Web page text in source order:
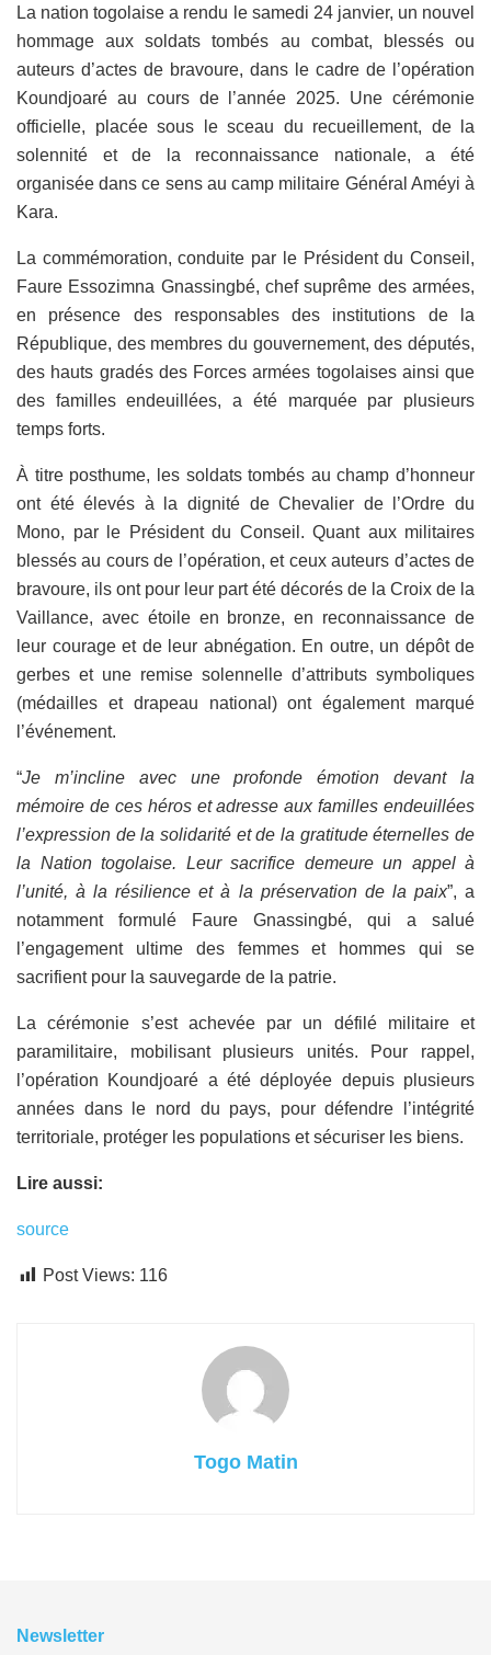
La nation togolaise a rendu le samedi 24 janvier, un nouvel
hommage aux soldats tombés au combat, blessés ou
auteurs d’actes de bravoure, dans le cadre de l’opération
Koundjoaré au cours de l’année 2025. Une cérémonie
officielle, placée sous le sceau du recueillement, de la
solennité et de la reconnaissance nationale, a été
organisée dans ce sens au camp militaire Général Améyi à
Kara.
La commémoration, conduite par le Président du Conseil,
Faure Essozimna Gnassingbé, chef suprême des armées,
en présence des responsables des institutions de la
République, des membres du gouvernement, des députés,
des hauts gradés des Forces armées togolaises ainsi que
des familles endeuillées, a été marquée par plusieurs
temps forts.
À titre posthume, les soldats tombés au champ d’honneur
ont été élevés à la dignité de Chevalier de l’Ordre du
Mono, par le Président du Conseil. Quant aux militaires
blessés au cours de l’opération, et ceux auteurs d’actes de
bravoure, ils ont pour leur part été décorés de la Croix de la
Vaillance, avec étoile en bronze, en reconnaissance de
leur courage et de leur abnégation. En outre, un dépôt de
gerbes et une remise solennelle d’attributs symboliques
(médailles et drapeau national) ont également marqué
l’événement.
“Je m’incline avec une profonde émotion devant la
mémoire de ces héros et adresse aux familles endeuillées
l’expression de la solidarité et de la gratitude éternelles de
la Nation togolaise. Leur sacrifice demeure un appel à
l’unité, à la résilience et à la préservation de la paix”, a
notamment formulé Faure Gnassingbé, qui a salué
l’engagement ultime des femmes et hommes qui se
sacrifient pour la sauvegarde de la patrie.
La cérémonie s’est achevée par un défilé militaire et
paramilitaire, mobilisant plusieurs unités. Pour rappel,
l’opération Koundjoaré a été déployée depuis plusieurs
années dans le nord du pays, pour défendre l’intégrité
territoriale, protéger les populations et sécuriser les biens.
Lire aussi:
source
Post Views: 116
Togo Matin
Newsletter